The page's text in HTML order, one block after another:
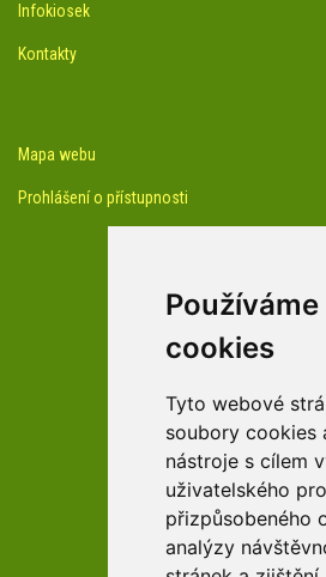
cookies
Tyto webové
soubory cookies
nástroje s cílem
uživatelského
přizpůsobeného
analýzy
Infokiosek
Kontakty
Mapa webu
Prohlášení o přístupnosti